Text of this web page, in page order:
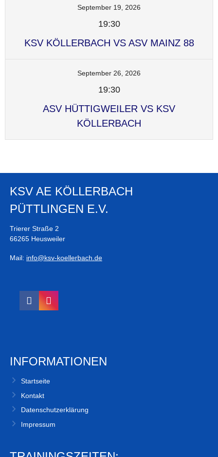
September 19, 2026
19:30
KSV KÖLLERBACH VS ASV MAINZ 88
September 26, 2026
19:30
ASV HÜTTIGWEILER VS KSV
KÖLLERBACH
KSV AE KÖLLERBACH
PÜTTLINGEN E.V.
Trierer Straße 2
66265 Heusweiler
Mail: info@ksv-koellerbach.de
INFORMATIONEN
Startseite
Kontakt
Datenschutzerklärung
Impressum